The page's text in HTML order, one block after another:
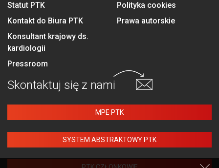
Statut PTK
Kontakt do Biura PTK
Konsultant krajowy ds.
kardiologii
Pressroom
Polityka cookies
Prawa autorskie
Skontaktuj się z nami
MPE PTK
SYSTEM ABSTRAKTOWY PTK